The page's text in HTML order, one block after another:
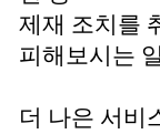
제재 조치를
피해보시는
더 나은 서비